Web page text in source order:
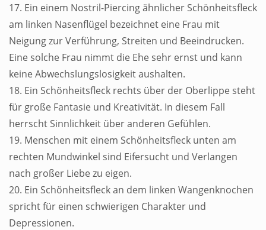
17. Ein einem Nostril-Piercing ähnlicher Schönheitsfleck
am linken Nasenflügel bezeichnet eine Frau mit
Neigung zur Verführung, Streiten und Beeindrucken.
Eine solche Frau nimmt die Ehe sehr ernst und kann
keine Abwechslungslosigkeit aushalten.
18. Ein Schönheitsfleck rechts über der Oberlippe steht
für große Fantasie und Kreativität. In diesem Fall
herrscht Sinnlichkeit über anderen Gefühlen.
19. Menschen mit einem Schönheitsfleck unten am
rechten Mundwinkel sind Eifersucht und Verlangen
nach großer Liebe zu eigen.
20. Ein Schönheitsfleck an dem linken Wangenknochen
spricht für einen schwierigen Charakter und
Depressionen.